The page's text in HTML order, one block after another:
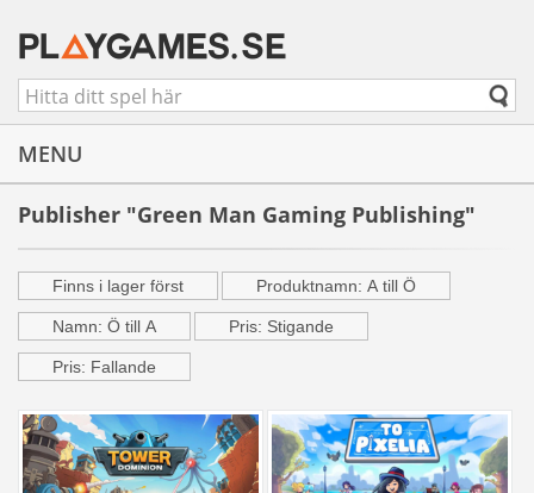
MENU
Publisher "Green Man Gaming Publishing"
Finns i lager först Produktnamn: A till Ö
Namn: Ö till A Pris: Stigande
Pris: Fallande